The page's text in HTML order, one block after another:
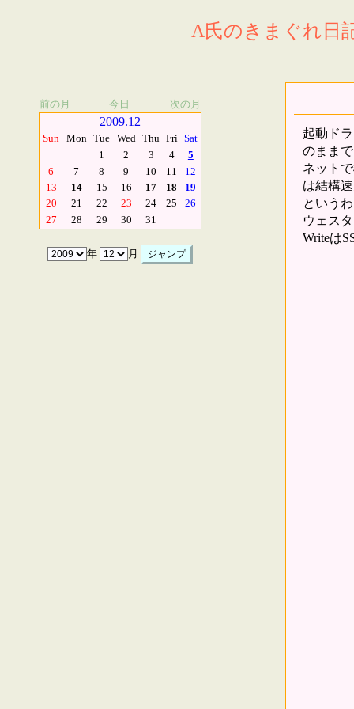
A氏のきまぐれ日
前の月 今日 次の月
2009.12
Sun Mon Tue Wed Thu Fri Sat
1
2 3 4
5
6
7 8 9 10 11
12
13
14 15 16 17 18
19
20
21 22 23 24 25
26
27
28 29 30 31
年 月
起動ド
のまま
ネット
は結構
という
ウェス
Writeは